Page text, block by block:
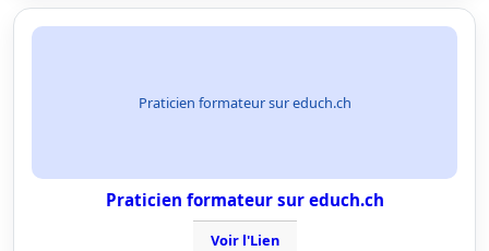
Praticien formateur sur educh.ch
Praticien formateur sur educh.ch
Voir l'Lien